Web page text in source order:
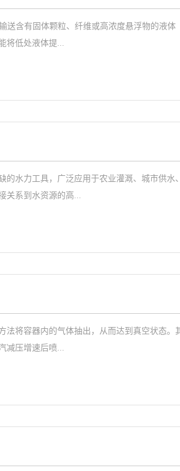
送含有固体颗粒、纤维或高浓度悬浮物的液体
将低处液体提...
的水力工具，广泛应用于农业灌溉、城市供水
关系到水资源的高...
法将容器内的气体抽出，从而达到真空状态。
减压增速后喷...